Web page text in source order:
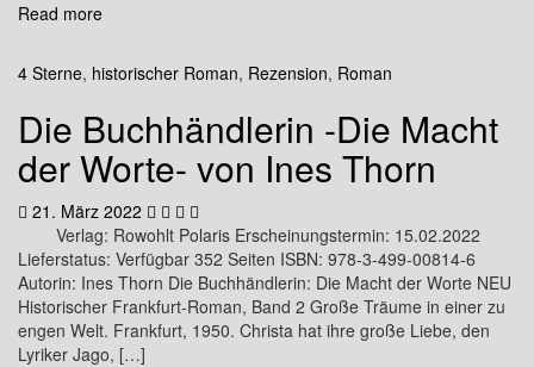
Read more
4 Sterne, historischer Roman, Rezension, Roman
Die Buchhändlerin -Die Macht
der Worte- von Ines Thorn
21. März 2022
Verlag: Rowohlt Polaris Erscheinungstermin: 15.02.2022
Lieferstatus: Verfügbar 352 Seiten ISBN: 978-3-499-00814-6
Autorin: Ines Thorn Die Buchhändlerin: Die Macht der Worte NEU
Historischer Frankfurt-Roman, Band 2 Große Träume in einer zu
engen Welt. Frankfurt, 1950. Christa hat ihre große Liebe, den
Lyriker Jago, […]